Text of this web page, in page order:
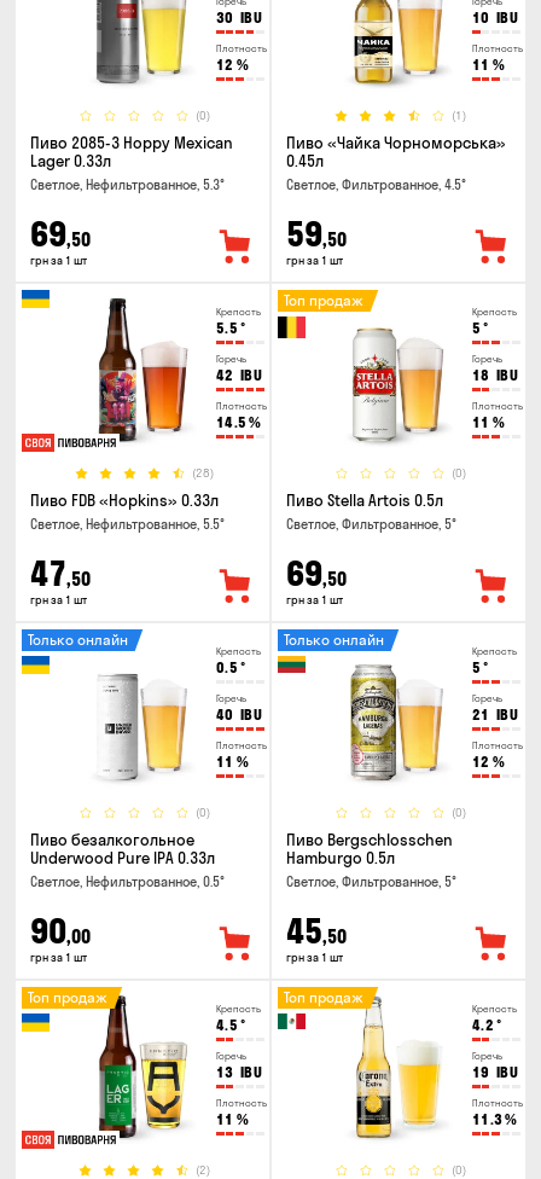
30 IBU
Плотность
12 %
(0)
Пиво 2085-3 Hoppy Mexican
Lager 0.33л
Светлое, Нефильтрованное, 5.3°
69,50
грн за 1 шт
10 IBU
Плотность
11 %
(1)
Пиво «Чайка Чорноморська»
0.45л
Светлое, Фильтрованное, 4.5°
59,50
грн за 1 шт
Крепость
5.5 °
Горечь
42 IBU
Плотность
14.5 %
(28)
Пиво FDB «Hopkins» 0.33л
Светлое, Нефильтрованное, 5.5°
47,50
грн за 1 шт
Крепость
5 °
Горечь
18 IBU
Плотность
11 %
(0)
Топ продаж
Пиво Stella Artois 0.5л
Светлое, Фильтрованное, 5°
69,50
грн за 1 шт
Крепость
0.5 °
Горечь
40 IBU
Плотность
11 %
(0)
Только онлайн
Пиво безалкогольное
Underwood Pure IPA 0.33л
Светлое, Нефильтрованное, 0.5°
90,00
грн за 1 шт
Крепость
5 °
Горечь
21 IBU
Плотность
12 %
(0)
Только онлайн
Пиво Bergschlosschen
Hamburgo 0.5л
Светлое, Фильтрованное, 5°
45,50
грн за 1 шт
Крепость
4.5 °
Горечь
13 IBU
Плотность
11 %
(2)
Топ продаж
Крепость
4.2 °
Горечь
19 IBU
Плотность
11.3%
(0)
Топ продаж